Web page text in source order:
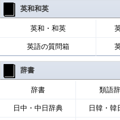
英和和英
英和・和英
英語の質問箱
辞書
辞書 類語
日中・中日辞典 日韓・韓